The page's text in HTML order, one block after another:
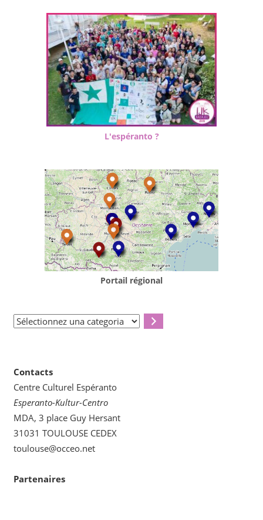
L'espéranto ?
Portail régional
Sélectionnez
Contacts
Centre Culturel Espéranto
Esperanto-Kultur-Centro
MDA, 3 place Guy Hersant
31031 TOULOUSE CEDEX
toulouse@occeo.net
Partenaires